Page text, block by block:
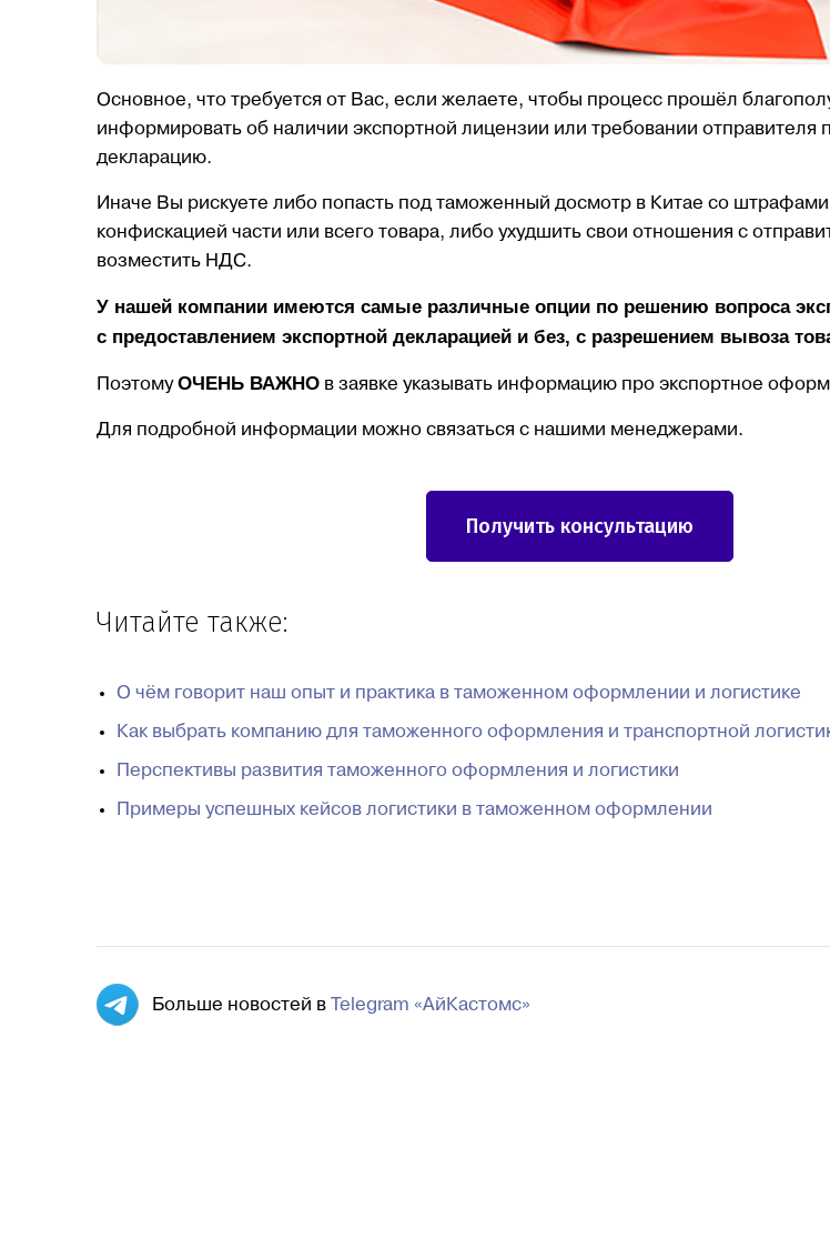
Основное, что требуется от Вас, если желаете, чтобы процесс прошёл
информировать об наличии экспортной лицензии или требовании отправителя
декларацию.
Иначе Вы рискуете либо попасть под таможенный досмотр в Китае со
конфискацией части или всего товара, либо ухудшить свои отношения с
возместить НДС.
У нашей компании имеются самые различные опции по решению вопроса
с предоставлением экспортной декларацией и без, с разрешением вывоза
Поэтому ОЧЕНЬ ВАЖНО в заявке указывать информацию про экспортное
Для подробной информации можно связаться с нашими менеджерами.
Получить консультацию
Читайте также:
О чём говорит наш опыт и практика в таможенном оформлении и логистике
Как выбрать компанию для таможенного оформления и транспортной
Перспективы развития таможенного оформления и логистики
Примеры успешных кейсов логистики в таможенном оформлении
Больше новостей в Telegram «АйКастомс»
Наш Telegram канал